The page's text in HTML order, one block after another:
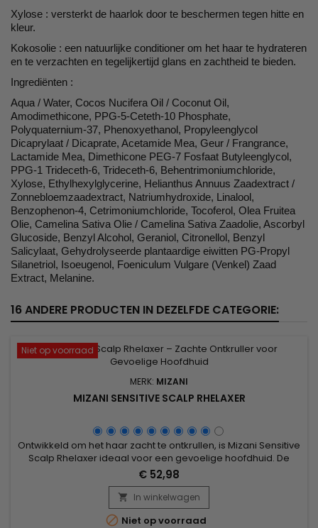
Xylose : versterkt de haarlok door te beschermen tegen hitte en
kleur.
Kokosolie : een natuurlijke conditioner om het haar te hydrateren
en te verzachten en tegelijkertijd glans en zachtheid te bieden.
Ingrediënten :
Aqua / Water, Cocos Nucifera Oil / Coconut Oil,
Amodimethicone, PPG-5-Ceteth-10 Phosphate,
Polyquaternium-37, Phenoxyethanol, Propyleenglycol
Dicaprylaat / Dicaprate, Acetamide Mea, Geur / Frangrance,
Lactamide Mea, Dimethicone PEG-7 Fosfaat Butyleenglycol,
PPG-1 Trideceth-6, Trideceth-6, Behentrimoniumchloride,
Xylose, Ethylhexylglycerine, Helianthus Annuus Zaadextract /
Zonnebloemzaadextract, Natriumhydroxide, Linalool,
Benzophenon-4, Cetrimoniumchloride, Tocoferol, Olea Fruitea
Olie, Camelina Sativa Olie / Camelina Sativa Zaadolie, Ascorbyl
Glucoside, Benzyl Alcohol, Geraniol, Citronellol, Benzyl
Salicylaat, Gehydrolyseerde plantaardige eiwitten PG-Propyl
Silanetriol, Isoeugenol, Foeniculum Vulgare (Venkel) Zaad
Extract, Melanine.
16 ANDERE PRODUCTEN IN DEZELFDE CATEGORIE:
Niet op voorraad
MERK: MIZANI
MIZANI SENSITIVE SCALP RHELAXER
Ontwikkeld om het haar zacht te ontkrullen, is Mizani Sensitive
Scalp Rhelaxer ideaal voor een gevoelige hoofdhuid. De
verzachtende formule ontspant het haar effectief zonder
irritatie, en behoudt tegelijkertijd de hydratatie en soepelheid
van de haarvezel. Deze ontkruller controleert de ontspanning
van het haar voor een egale, natuurlijke en glanzende...
€ 52,98
 In winkelwagen
 Niet op voorraad